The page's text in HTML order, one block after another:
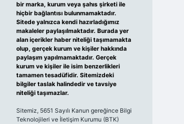
bir marka, kurum veya şahıs şirketi ile
hiçbir bağlantısı bulunmamaktadır.
Sitede yalnızca kendi hazırladığımız
makaleler paylaşılmaktadır. Burada yer
alan içerikler haber niteliği taşımamakta
olup, gerçek kurum ve kişiler hakkında
paylaşım yapılmamaktadır. Gerçek
kurum ve kişiler ile isim benzerlikleri
tamamen tesadüfidir. Sitemizdeki
bilgiler taslak halindedir ve tavsiye
niteliği taşımazlar.
Sitemiz, 5651 Sayılı Kanun gereğince Bilgi
Teknolojileri ve İletişim Kurumu (BTK)